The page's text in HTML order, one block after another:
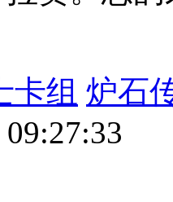
卡组 炉石